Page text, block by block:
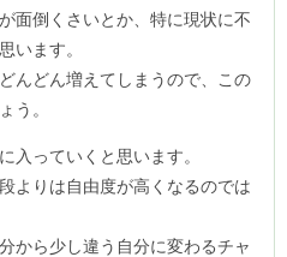
面倒くさいとか、特に現状に不
います。
んどん増えてしまうので、この
う。
入っていくと思います。
よりは自由度が高くなるのでは
から少し違う自分に変わるチャ